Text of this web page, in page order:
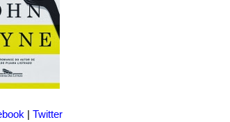
| Twitter